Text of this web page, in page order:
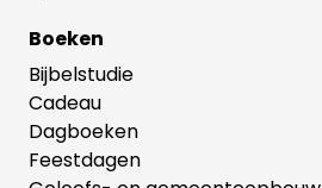
Boeken
Bijbelstudie
Cadeau
Dagboeken
Feestdagen